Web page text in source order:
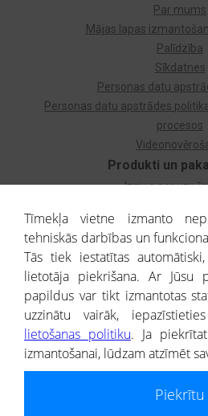
Produkti un
Izziņa par
Dzimtas
Uzņēmumu
Monitorings
Kredītizziņa par
Par mums
Mājas lapas
Palīdzība
Sīkdatnes
Personas datu
Personas datu apstrādes
procesos
® CREDITREFORM Latvija
SIA
Tīmekļa vietne izmanto
tehniskās darbības un
Tās tiek iestatītas
lietotāja piekrišana. Ar Jūsu
papildus var tikt izmantotas
uzzinātu vairāk,
lietošanas politiku. Ja
izmantošanai, lūdzam atzīmēt
Piekrītu